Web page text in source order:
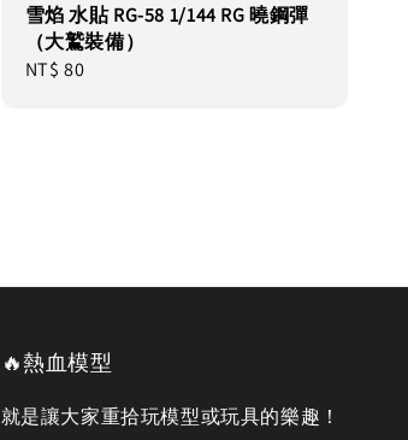
雪焰 水貼 RG-58 1/144 RG 曉鋼彈
（大鷲裝備）
Regular
NT$ 80
🔥熱血模型
就是讓大家重拾玩模型或玩具的樂趣！